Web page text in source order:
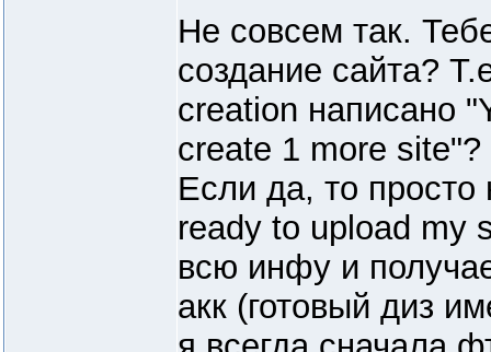
Не совсем так.
создание сайта?
creation написано
create 1 more site"?
Если да, то
ready to upload my
всю инфу и
акк (готовый диз